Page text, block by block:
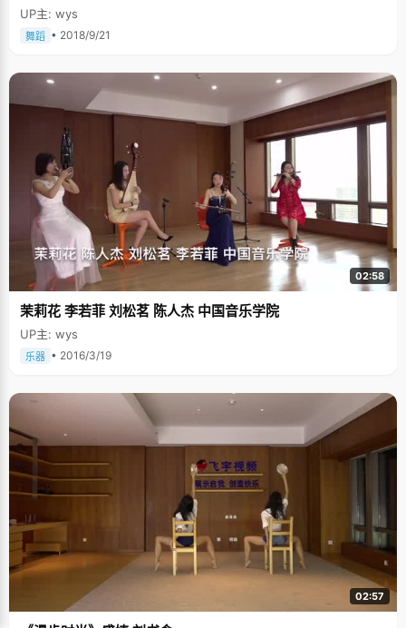
UP主: wys
舞蹈 • 2018/9/21
02:58
茉莉花 李若菲 刘松茗 陈人杰 中国音乐学院
UP主: wys
乐器 • 2016/3/19
02:57